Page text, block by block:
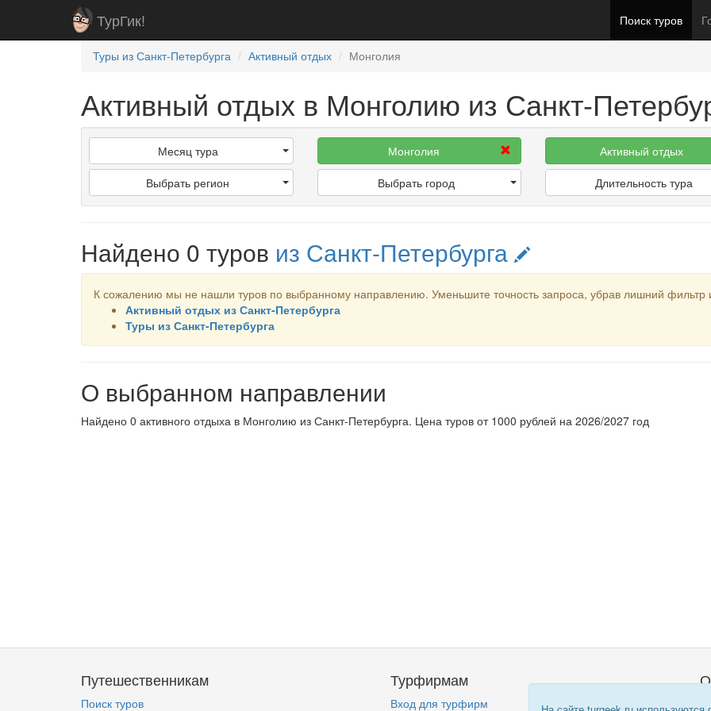
ТурГик! Поиск туров
Туры из Санкт-Петербурга Активный отдых Монголия
Активный отдых в Монголию из Санкт-
Месяц тура
Выбрать регион
Монголия
Выбрать город
Активный отдых
Длительность тура
Найдено 0 туров из Санкт-Петербурга
К сожалению мы не нашли туров по выбранному направлению. Уменьшите точность запроса, убрав лишний
Активный отдых из Санкт-Петербурга
Туры из Санкт-Петербурга
О выбранном направлении
Найдено 0 активного отдыха в Монголию из Санкт-Петербурга. Цена туров от 1000 рублей на 2026/2027 год
Путешественникам
Поиск туров
Турфирмам
Вход для турфирм